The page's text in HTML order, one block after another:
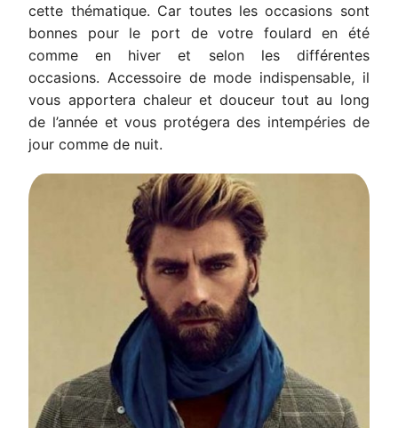
cette thématique. Car toutes les occasions sont
bonnes pour le port de votre foulard en été
comme en hiver et selon les différentes
occasions. Accessoire de mode indispensable, il
vous apportera chaleur et douceur tout au long
de l’année et vous protégera des intempéries de
jour comme de nuit.